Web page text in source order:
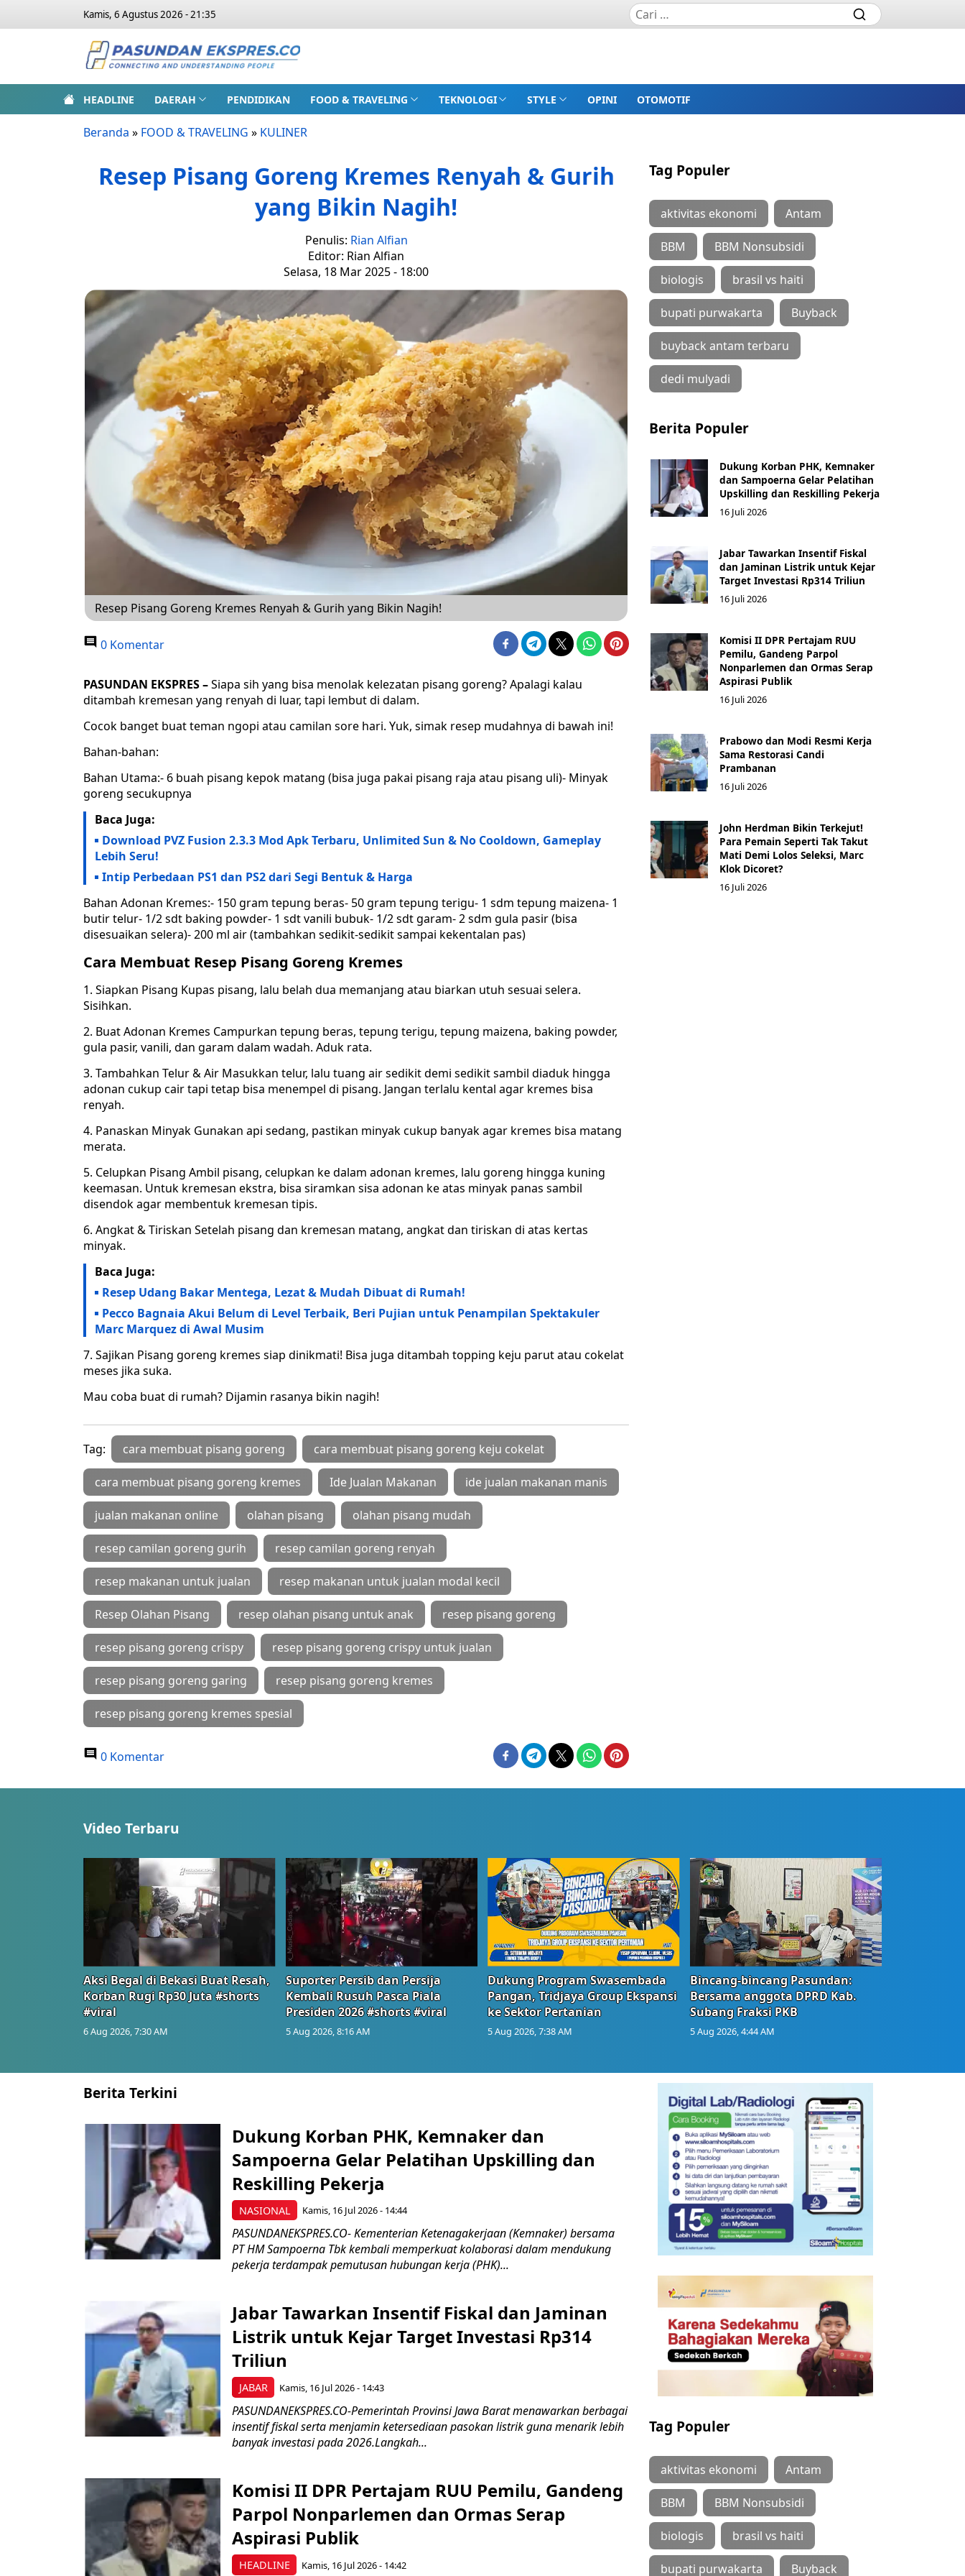
Kamis, 6 Agustus 2026 - 21:35
HEADLINE DAERAH PENDIDIKAN FOOD & TRAVELING TEKNOLOGI STYLE OPINI OTOMOTIF
Beranda » FOOD & TRAVELING » KULINER
Resep Pisang Goreng Kremes Renyah & Gurih
yang Bikin Nagih!
Penulis: Rian Alfian
Editor: Rian Alfian
Selasa, 18 Mar 2025 - 18:00
Resep Pisang Goreng Kremes Renyah & Gurih yang Bikin Nagih!
0 Komentar
PASUNDAN EKSPRES –Siapa sih yang bisa menolak kelezatan pisang goreng? Apalagi kalau
ditambah kremesan yang renyah di luar, tapi lembut di dalam.
Cocok banget buat teman ngopi atau camilan sore hari. Yuk, simak resep mudahnya di bawah ini!
Bahan-bahan:
Bahan Utama:- 6 buah pisang kepok matang (bisa juga pakai pisang raja atau pisang uli)- Minyak
goreng secukupnya
Baca Juga:
Download PVZ Fusion 2.3.3 Mod Apk Terbaru, Unlimited Sun & No Cooldown, Gameplay
Lebih Seru!
Intip Perbedaan PS1 dan PS2 dari Segi Bentuk & Harga
Bahan Adonan Kremes:- 150 gram tepung beras- 50 gram tepung terigu- 1 sdm tepung maizena- 1
butir telur- 1/2 sdt baking powder- 1 sdt vanili bubuk- 1/2 sdt garam- 2 sdm gula pasir (bisa
disesuaikan selera)- 200 ml air (tambahkan sedikit-sedikit sampai kekentalan pas)
Cara Membuat Resep Pisang Goreng Kremes
1. Siapkan Pisang Kupas pisang, lalu belah dua memanjang atau biarkan utuh sesuai selera.
Sisihkan.
2. Buat Adonan Kremes Campurkan tepung beras, tepung terigu, tepung maizena, baking powder,
gula pasir, vanili, dan garam dalam wadah. Aduk rata.
3. Tambahkan Telur & Air Masukkan telur, lalu tuang air sedikit demi sedikit sambil diaduk hingga
adonan cukup cair tapi tetap bisa menempel di pisang. Jangan terlalu kental agar kremes bisa
renyah.
4. Panaskan Minyak Gunakan api sedang, pastikan minyak cukup banyak agar kremes bisa matang
merata.
5. Celupkan Pisang Ambil pisang, celupkan ke dalam adonan kremes, lalu goreng hingga kuning
keemasan. Untuk kremesan ekstra, bisa siramkan sisa adonan ke atas minyak panas sambil
disendok agar membentuk kremesan tipis.
6. Angkat & Tiriskan Setelah pisang dan kremesan matang, angkat dan tiriskan di atas kertas
minyak.
Baca Juga:
Resep Udang Bakar Mentega, Lezat & Mudah Dibuat di Rumah!
Pecco Bagnaia Akui Belum di Level Terbaik, Beri Pujian untuk Penampilan Spektakuler
Marc Marquez di Awal Musim
7. Sajikan Pisang goreng kremes siap dinikmati! Bisa juga ditambah topping keju parut atau cokelat
meses jika suka.
Mau coba buat di rumah? Dijamin rasanya bikin nagih!
Tag: cara membuat pisang goreng cara membuat pisang goreng keju cokelat
cara membuat pisang goreng kremes Ide Jualan Makanan ide jualan makanan manis
jualan makanan online olahan pisang olahan pisang mudah
resep camilan goreng gurih resep camilan goreng renyah
resep makanan untuk jualan resep makanan untuk jualan modal kecil
Resep Olahan Pisang resep olahan pisang untuk anak resep pisang goreng
resep pisang goreng crispy resep pisang goreng crispy untuk jualan
resep pisang goreng garing resep pisang goreng kremes
resep pisang goreng kremes spesial
0 Komentar
Tag Populer
aktivitas ekonomi Antam
BBM BBM Nonsubsidi
biologis brasil vs haiti
bupati purwakarta Buyback
buyback antam terbaru
dedi mulyadi
Berita Populer
Dukung Korban PHK, Kemnaker
dan Sampoerna Gelar Pelatihan
Upskilling dan Reskilling Pekerja
16 Juli 2026
Jabar Tawarkan Insentif Fiskal
dan Jaminan Listrik untuk Kejar
Target Investasi Rp314 Triliun
16 Juli 2026
Komisi II DPR Pertajam RUU
Pemilu, Gandeng Parpol
Nonparlemen dan Ormas Serap
Aspirasi Publik
16 Juli 2026
Prabowo dan Modi Resmi Kerja
Sama Restorasi Candi
Prambanan
16 Juli 2026
John Herdman Bikin Terkejut!
Para Pemain Seperti Tak Takut
Mati Demi Lolos Seleksi, Marc
Klok Dicoret?
16 Juli 2026
Video Terbaru
Aksi Begal di Bekasi Buat Resah,
Korban Rugi Rp30 Juta #shorts
#viral
6 Aug 2026, 7:30 AM
Suporter Persib dan Persija
Kembali Rusuh Pasca Piala
Presiden 2026 #shorts #viral
5 Aug 2026, 8:16 AM
Dukung Program Swasembada
Pangan, Tridjaya Group Ekspansi
ke Sektor Pertanian
5 Aug 2026, 7:38 AM
Bincang-bincang Pasundan:
Bersama anggota DPRD Kab.
Subang Fraksi PKB
5 Aug 2026, 4:44 AM
Berita Terkini
NASIONAL
Dukung Korban PHK, Kemnaker dan
Sampoerna Gelar Pelatihan Upskilling dan
Reskilling Pekerja
Kamis, 16 Jul 2026 - 14:44
PASUNDANEKSPRES.CO- Kementerian Ketenagakerjaan (Kemnaker) bersama
PT HM Sampoerna Tbk kembali memperkuat kolaborasi dalam mendukung
pekerja terdampak pemutusan hubungan kerja (PHK)...
JABAR
Jabar Tawarkan Insentif Fiskal dan Jaminan
Listrik untuk Kejar Target Investasi Rp314
Triliun
Kamis, 16 Jul 2026 - 14:43
PASUNDANEKSPRES.CO-Pemerintah Provinsi Jawa Barat menawarkan berbagai
insentif fiskal serta menjamin ketersediaan pasokan listrik guna menarik lebih
banyak investasi pada 2026.Langkah...
HEADLINE
Komisi II DPR Pertajam RUU Pemilu, Gandeng
Parpol Nonparlemen dan Ormas Serap
Aspirasi Publik
Kamis, 16 Jul 2026 - 14:42
Tag Populer
aktivitas ekonomi Antam
BBM BBM Nonsubsidi
biologis brasil vs haiti
bupati purwakarta Buyback